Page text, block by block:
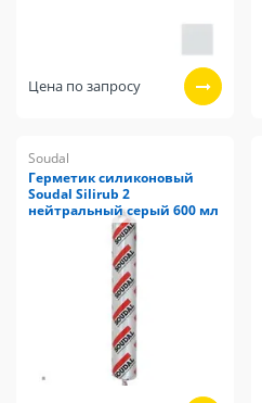
Цена по запросу
Soudal
Герметик силиконовый
Soudal Silirub 2
нейтральный серый 600 мл